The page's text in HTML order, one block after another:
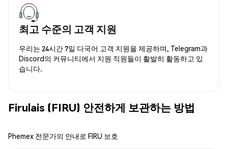
최고 수준의 고객 지원
우리는 24시간 7일 다국어 고객 지원을 제공하며, Telegram과
Discord의 커뮤니티에서 지원 직원들이 활발히 활동하고 있
습니다.
Firulais (FIRU) 안전하게 보관하는 방법
Phemex 전문가의 안내로 FIRU 보호